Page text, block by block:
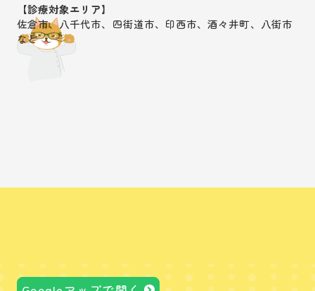
【診療対象エリア】
佐倉市、八千代市、四街道市、印西市、酒々井町、八街市
など